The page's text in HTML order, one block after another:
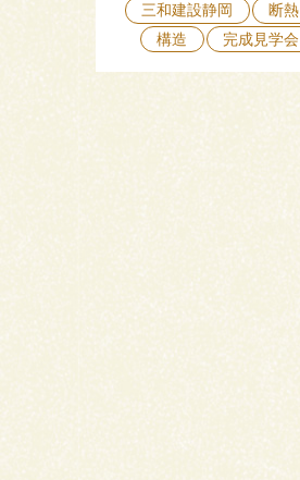
三和建設静岡
断熱
構造
完成見学会